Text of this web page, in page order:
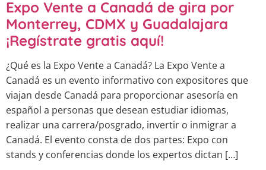
Expo Vente a Canadá de gira por
Monterrey, CDMX y Guadalajara
¡Regístrate gratis aquí!
¿Qué es la Expo Vente a Canadá? La Expo Vente a
Canadá es un evento informativo con expositores que
viajan desde Canadá para proporcionar asesoría en
español a personas que desean estudiar idiomas,
realizar una carrera/posgrado, invertir o inmigrar a
Canadá. El evento consta de dos partes: Expo con
stands y conferencias donde los expertos dictan […]